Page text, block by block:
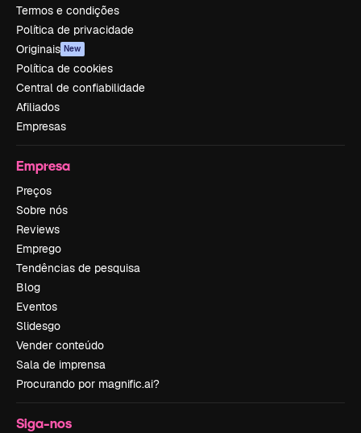
Termos e condições
Política de privacidade
Originais New
Política de cookies
Central de confiabilidade
Afiliados
Empresas
Empresa
Preços
Sobre nós
Reviews
Emprego
Tendências de pesquisa
Blog
Eventos
Slidesgo
Vender conteúdo
Sala de imprensa
Procurando por magnific.ai?
Siga-nos